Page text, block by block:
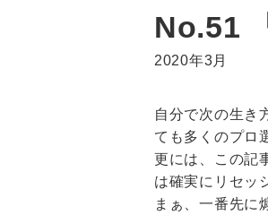
No.51
2020年3月
自分で次の生き
ても多くのプロ
更には、この記
は確実にリセッ
まぁ、一番先に